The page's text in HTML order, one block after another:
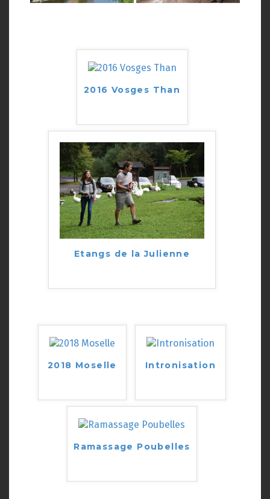
2016 Vosges Than
Etangs de la Julienne
2018 Moselle Intronisation
Ramassage Poubelles